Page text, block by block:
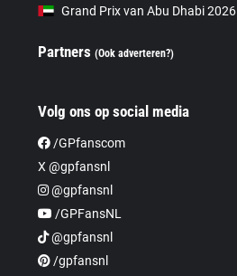
Grand Prix van Abu Dhabi 2026
Partners(Ook adverteren?)
Volg ons op social media
/GPfanscom
X @gpfansnl
@gpfansnl
/GPFansNL
@gpfansnl
/gpfansnl